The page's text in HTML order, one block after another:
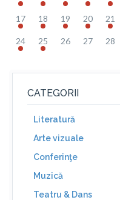
17 18 19 20 21
24 25 26 27 28
CATEGORII
Literatură
Arte vizuale
Conferinţe
Muzică
Teatru & Dans